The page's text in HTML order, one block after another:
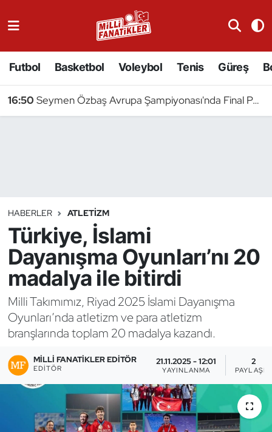
Futbol Basketbol Voleybol Tenis Güreş
16:50 Seymen Özbaş Avrupa Şampiyonası'nda Final Peşinde
HABERLER ATLETIZM
Türkiye, İslami
Dayanışma Oyunları’nı 20
madalya ile bitirdi
Milli Takımımız, Riyad 2025 İslami Dayanışma
Oyunları’nda atletizm ve para atletizm
branşlarında toplam 20 madalya kazandı.
MILLI FANATIKLER EDITÖR
EDITÖR
21.11.2025 - 12:01
YAYINLANMA
2
PAYLAŞIM
Badminton
Binicilik
Bisiklet
Bocce Bowling Dart
Boks
Briç
Buz Hokeyi
Buz Pateni